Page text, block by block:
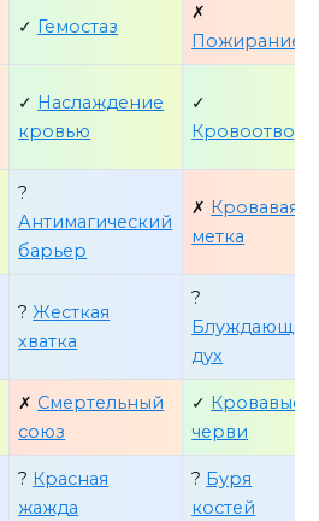
✓ Гемостаз
✗
Пожирание
✓ Наслаждение
кровью
✓
Кровоотвод
?
Антимагический
барьер
✗ Кровавая
метка
?Жесткая
хватка
?
Блуждающий
дух
✗ Смертельный
союз
✓ Кровавые
черви
? Красная
жажда
? Буря
костей